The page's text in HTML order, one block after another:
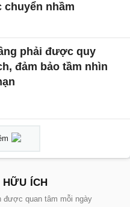
chuyển nhầm
phải được quy
đảm bảo tầm nhìn
HỮU ÍCH
được quan tâm mỗi ngày